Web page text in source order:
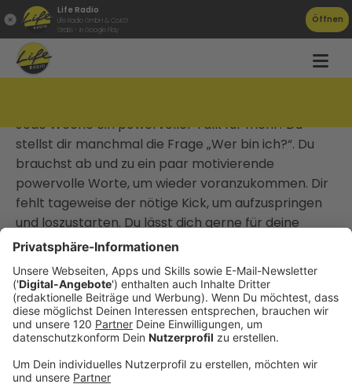
Life Radio
Life Radio GmbH & Co.KG
Gratis - in Google Play
Öffnen
Jede Woche ein powervoller Talk für mehr! Du
stellst dir manchmal die Frage „Wer bin ich?“. Du
brauchst ab und zu ein paar motivierende
powervolle Worte, um wieder voranzukommen. Dir
fehlt tageweise der nötige Kick, um aufzuspringen
und loszustarten. Du lässt dich gerne für deine
persönliche Entwicklung inspirieren. Dann bist du
hier genau richtig - Let us grow your power! Miriam
Birngruber | Unbound | Identitäts- und
Körperbewusstsein
Episoden
(Interview mit Michi)